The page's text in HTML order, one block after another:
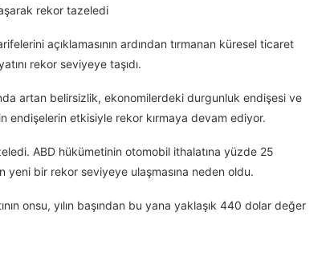
rekor tazeledi
açıklamasının ardından tırmanan küresel ticaret
rekor seviyeye taşıdı.
artan belirsizlik, ekonomilerdeki durgunluk endişesi ve
endişelerin etkisiyle rekor kırmaya devam ediyor.
ABD hükümetinin otomobil ithalatına yüzde 25
bir rekor seviyeye ulaşmasına neden oldu.
onsu, yılın başından bu yana yaklaşık 440 dolar değer